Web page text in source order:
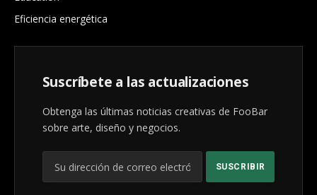
Eficiencia energética
Suscríbete a las actualizaciones
Obtenga las últimas noticias creativas de FooBar
sobre arte, diseño y negocios.